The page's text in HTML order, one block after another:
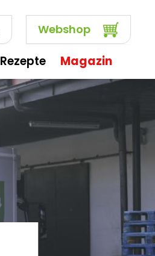
Webshop
Rezepte
Magazin